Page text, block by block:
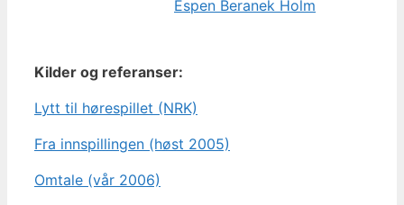
Espen Beranek Holm
Kilder og referanser:
Lytt til hørespillet (NRK)
Fra innspillingen (høst 2005)
Omtale (vår 2006)